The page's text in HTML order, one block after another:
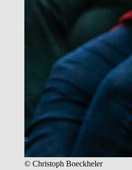
© Christoph Boeckheler